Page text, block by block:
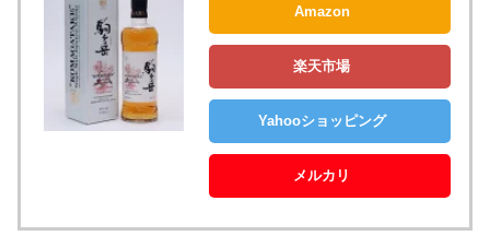
Amazon
楽天市場
Yahooショッピング
メルカリ